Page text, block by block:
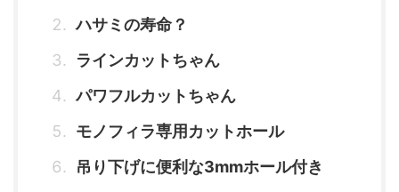
ハサミの寿命？
ラインカットちゃん
パワフルカットちゃん
モノフィラ専用カットホール
吊り下げに便利な3mmホール付き